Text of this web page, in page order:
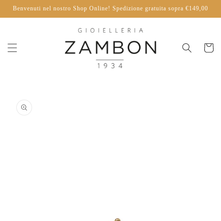
direttamente
ai contenuti
Benvenuti nel nostro Shop Online! Spedizione gratuita sopra €149,00
Carrello